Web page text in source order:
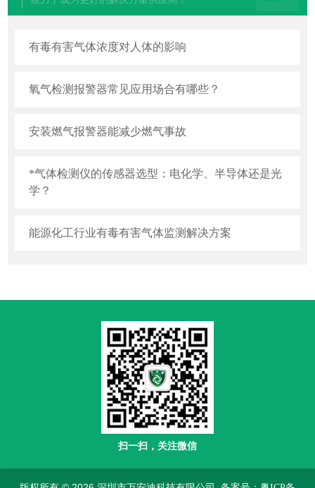
有毒有害气体浓度对人体的影响
氧气检测报警器常见应用场合有哪些？
安装燃气报警器能减少燃气事故
*气体检测仪的传感器选型：电化学、半导体还是光
学？
能源化工行业有毒有害气体监测解决方案
扫一扫，关注微信